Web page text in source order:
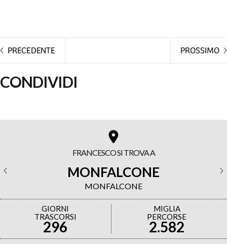
CONDIVIDI
FRANCESCO SI TROVA A
MONFALCONE
MONFALCONE
GIORNI
TRASCORSI
296
MIGLIA
PERCORSE
2.582